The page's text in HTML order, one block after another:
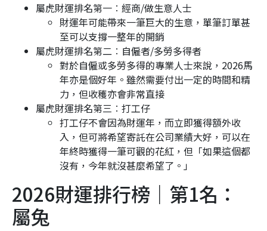
屬虎財運排名第一︰經商/做生意人士
財運年可能帶來一筆巨大的生意，單筆訂單甚
至可以支撐一整年的開銷
屬虎財運排名第二︰自僱者/多勞多得者
對於自僱或多勞多得的專業人士來說，2026馬
年亦是個好年。雖然需要付出一定的時間和精
力，但收穫亦會非常直接
屬虎財運排名第三︰打工仔
打工仔不會因為財運年，而立即獲得額外收
入，但可將希望寄託在公司業績大好，可以在
年終時獲得一筆可觀的花紅，但「如果這個都
沒有，今年就沒甚麼希望了。」
2026財運排行榜｜第1名：
屬兔